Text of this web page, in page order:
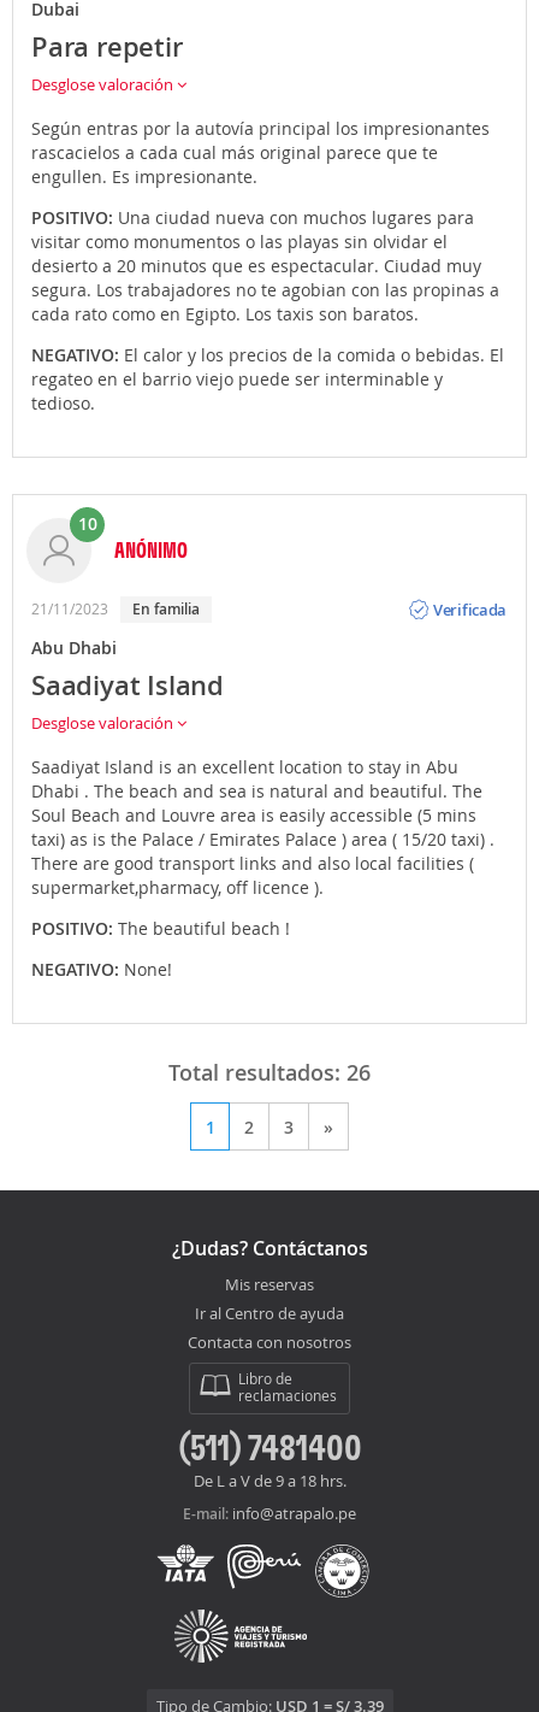
Dubai
Para repetir
Desglose valoración
Según entras por la autovía principal los impresionantes
rascacielos a cada cual más original parece que te
engullen. Es impresionante.
POSITIVO: Una ciudad nueva con muchos lugares para
visitar como monumentos o las playas sin olvidar el
desierto a 20 minutos que es espectacular. Ciudad muy
segura. Los trabajadores no te agobian con las propinas a
cada rato como en Egipto. Los taxis son baratos.
NEGATIVO: El calor y los precios de la comida o bebidas. El
regateo en el barrio viejo puede ser interminable y
tedioso.
10
ANÓNIMO
21/11/2023 En familia
Verificada
Abu Dhabi
Saadiyat Island
Desglose valoración
Saadiyat Island is an excellent location to stay in Abu
Dhabi . The beach and sea is natural and beautiful. The
Soul Beach and Louvre area is easily accessible (5 mins
taxi) as is the Palace / Emirates Palace ) area ( 15/20 taxi) .
There are good transport links and also local facilities (
supermarket,pharmacy, off licence ).
POSITIVO: The beautiful beach !
NEGATIVO: None!
Total resultados: 26
1 2 3 »
¿Dudas? Contáctanos
Mis reservas
Ir al Centro de ayuda
Contacta con nosotros
Libro de
reclamaciones
(511) 7481400
De L a V de 9 a 18 hrs.
E-mail: info@atrapalo.pe
Tipo de Cambio: USD 1 = S/ 3.39